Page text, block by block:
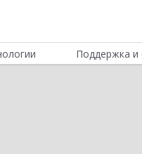
Поддержка и